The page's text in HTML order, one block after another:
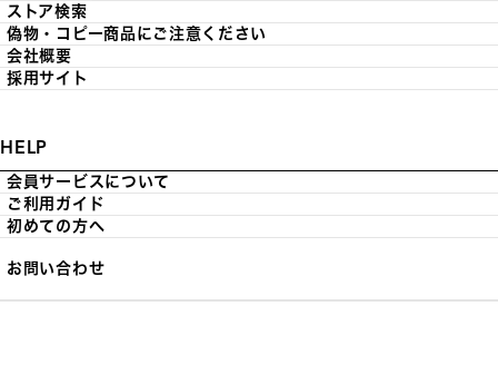
ストア検索
偽物・コピー商品にご注意ください
会社概要
採用サイト
HELP
会員サービスについて
ご利用ガイド
初めての方へ
お問い合わせ